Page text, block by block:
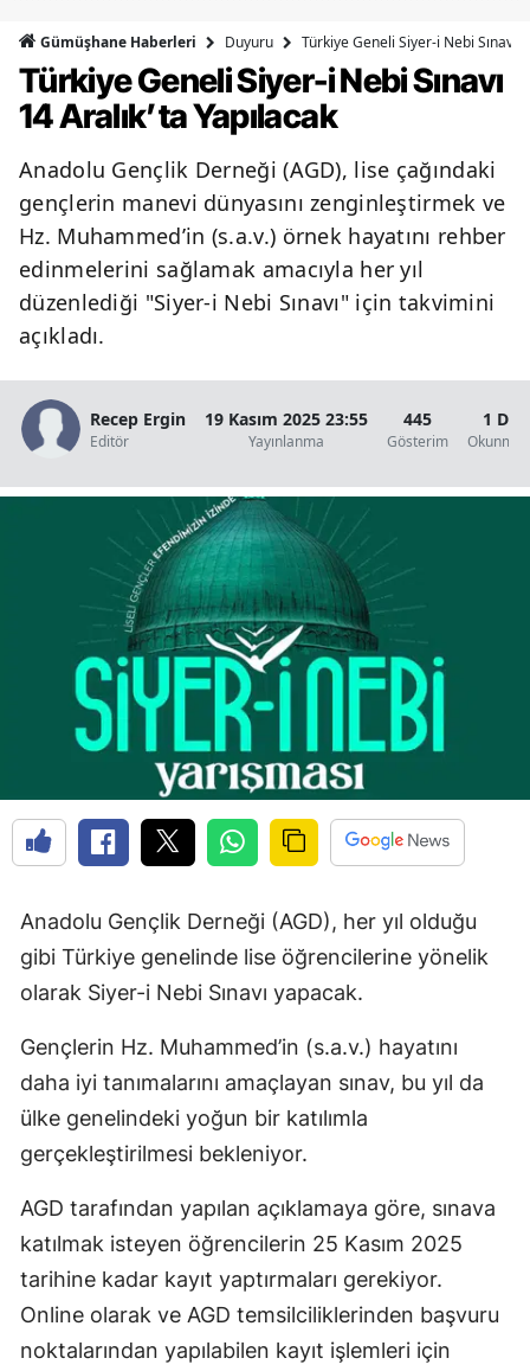
Bingöl
Bitlis
Bolu
Bursa
Çanakkale
Çorum
Diyarbakır
Edirne
Elazığ
Erzincan
Eskişehir
Gaziantep
Giresun
Hakkari
Hatay
Isparta
Mersin
Kars
Kastamonu
Kayseri
Gümüşhane Haberleri Duyuru Türkiye Geneli Siyer-i Nebi Sınavı
Türkiye Geneli Siyer-i Nebi Sınavı
14 Aralık’ta Yapılacak
Anadolu Gençlik Derneği (AGD), lise çağındaki
gençlerin manevi dünyasını zenginleştirmek ve
Hz. Muhammed’in (s.a.v.) örnek hayatını rehber
edinmelerini sağlamak amacıyla her yıl
düzenlediği "Siyer-i Nebi Sınavı" için takvimini
açıkladı.
Recep Ergin
Editör
19 Kasım 2025 23:55
Yayınlanma
445
Gösterim
1
Okunma
Anadolu Gençlik Derneği (AGD), her yıl olduğu
gibi Türkiye genelinde lise öğrencilerine yönelik
olarak Siyer-i Nebi Sınavı yapacak.
Gençlerin Hz. Muhammed’in (s.a.v.) hayatını
daha iyi tanımalarını amaçlayan sınav, bu yıl da
ülke genelindeki yoğun bir katılımla
gerçekleştirilmesi bekleniyor.
AGD tarafından yapılan açıklamaya göre, sınava
katılmak isteyen öğrencilerin 25 Kasım 2025
tarihine kadar kayıt yaptırmaları gerekiyor.
Online olarak ve AGD temsilciliklerinden başvuru
noktalarından yapılabilen kayıt işlemleri için